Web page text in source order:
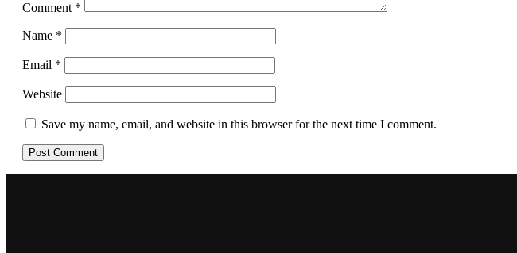
Comment *
Name *
Email *
Website
Save my name, email, and website in this browser for the next time I comment.